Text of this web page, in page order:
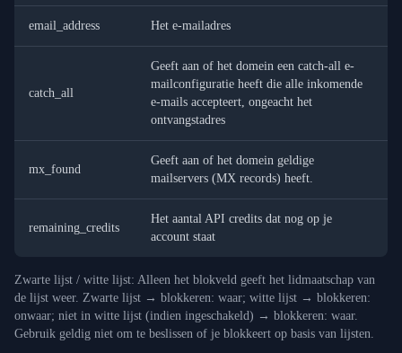
email_address Het e-mailadres
catch_all
Geeft aan of het domein een catch-all e-
mailconfiguratie heeft die alle inkomende
e-mails accepteert, ongeacht het
ontvangstadres
mx_found
Geeft aan of het domein geldige
mailservers (MX records) heeft.
remaining_credits
Het aantal API credits dat nog op je
account staat
Zwarte lijst / witte lijst: Alleen het blokveld geeft het lidmaatschap van
de lijst weer. Zwarte lijst → blokkeren: waar; witte lijst → blokkeren:
onwaar; niet in witte lijst (indien ingeschakeld) → blokkeren: waar.
Gebruik geldig niet om te beslissen of je blokkeert op basis van lijsten.